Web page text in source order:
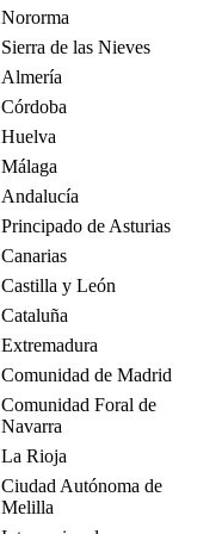
Nororma
Sierra de las Nieves
Almería
Córdoba
Huelva
Málaga
Andalucía
Principado de Asturias
Canarias
Castilla y León
Cataluña
Extremadura
Comunidad de Madrid
Comunidad Foral de
Navarra
La Rioja
Ciudad Autónoma de
Melilla